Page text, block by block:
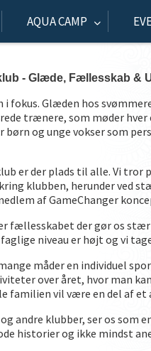
AQUA CAMP
- Glæde, Fællesskab &
i fokus. Glæden hos
trænere, som møder
børn og unge vokser som
er der plads til alle. Vi tror
klubben, herunder ved
af GameChanger
fællesskabet der gør os
niveau er højt og vi
måder en individuel
over året, hvor man
familien vil være en del af
andre klubber, ser os
historier og ikke mindst